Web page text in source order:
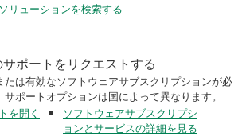
リューションを検索する
ポートをリクエストする
は有効なソフトウェアサブスクリプションが必
ポートオプションは国によって異なります。
を開く
ソフトウェアサブスクリプシ
ョンとサービスの詳細を見る